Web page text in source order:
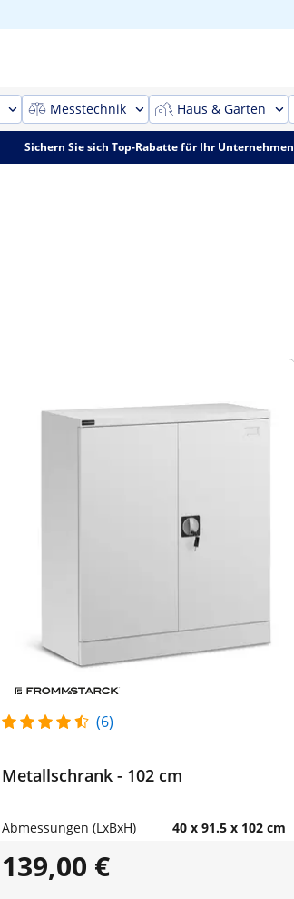
Messtechnik Haus & Garten
Sichern Sie sich Top-Rabatte für Ihr Unternehmen
(6)
Metallschrank - 102 cm
Abmessungen (LxBxH) 40 x 91.5 x 102 cm
139,00 €